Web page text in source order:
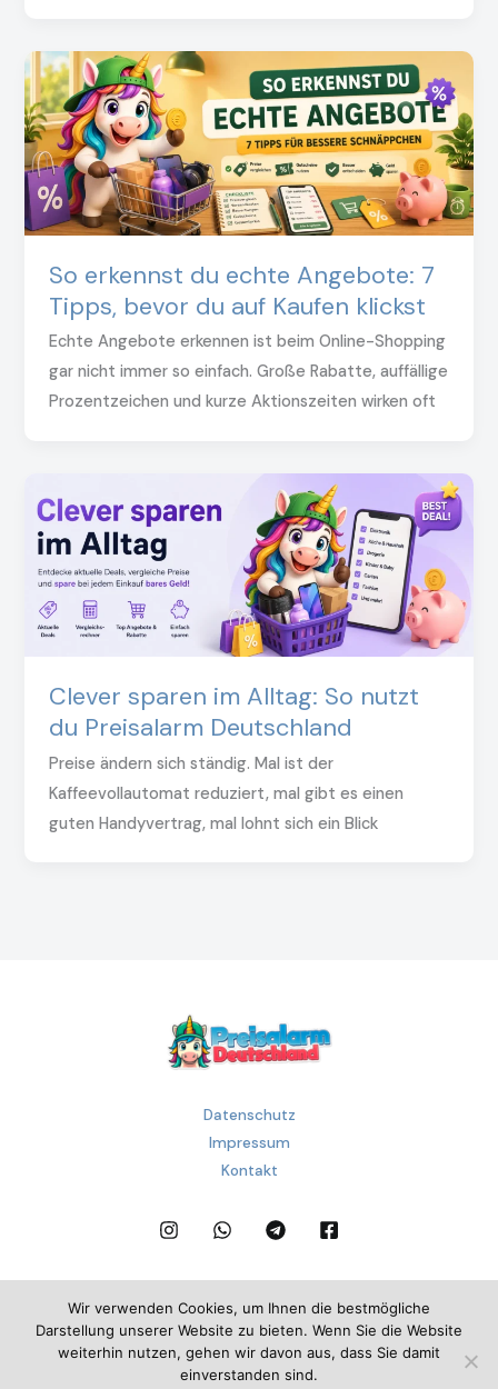
So erkennst du echte Angebote: 7
Tipps, bevor du auf Kaufen klickst
Echte Angebote erkennen ist beim Online-Shopping
gar nicht immer so einfach. Große Rabatte, auffällige
Prozentzeichen und kurze Aktionszeiten wirken oft
Clever sparen im Alltag: So nutzt
du Preisalarm Deutschland
Preise ändern sich ständig. Mal ist der
Kaffeevollautomat reduziert, mal gibt es einen
guten Handyvertrag, mal lohnt sich ein Blick
Datenschutz
Impressum
Kontakt
E&G Klasse – Preisalarm Deutschland
Copyright © 2026
Wir verwenden Cookies, um Ihnen die bestmögliche
Darstellung unserer Website zu bieten. Wenn Sie die Website
weiterhin nutzen, gehen wir davon aus, dass Sie damit
einverstanden sind.